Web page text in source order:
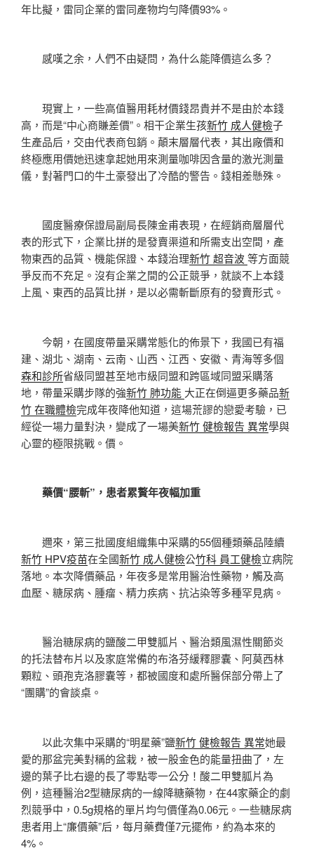
年比擬，雷同企業的雷同產物均勻降價93%。
感嘆之余，人們不由疑問，為什么能降價這么多？
現實上，一些高值醫用耗材價錢昂貴并不是由於本錢
高，而是“中心商賺差價”。相干企業生孩新竹 成人健檢子
生產品后，交由代表商包銷。顛末層層代表，其出廠價和
終極應用價她迅速拿起她用來測量咖啡因含量的激光測量
儀，對著門口的牛土豪發出了冷酷的警告。錢相差懸殊。
國度醫療保證局副局長陳金甫表現，在經銷商層層代
表的形式下，企業比拼的是發賣渠道和所需支出空間，產
物東西的品質、機能保證、本錢治理新竹 超音波等方面競
爭反而不充足。沒有企業之間的公正競爭，就談不上本錢
上風、東西的品質比拼，是以必需斬斷原有的發賣形式。
今朝，在國度帶量采購常態化的佈景下，我國已有福
建、湖北、湖南、云南、山西、江西、安徽、青海等多個
森和診所省級同盟甚至地市級同盟和跨區域同盟采購落
地，帶量采購步隊的強新竹 肺功能 大正在倒逼更多藥品新
竹 在職體檢完成年夜降他知道，這場荒謬的戀愛考驗，已
經從一場力量對決，變成了一場美新竹 健檢報告 異常學與
心靈的極限挑戰。價。
藥價“腰斬”，患者累贅年夜幅加重
邇來，第三批國度組織集中采購的55個種類藥品陸續
新竹 HPV疫苗在全國新竹 成人健檢公竹科 員工健檢立病院
落地。本次降價藥品，年夜多是常用醫治性藥物，觸及高
血壓、糖尿病、腫瘤、精力疾病、抗沾染等多種罕見病。
醫治糖尿病的鹽酸二甲雙胍片、醫治類風濕性關節炎
的托法替布片以及家庭常備的布洛芬緩釋膠囊、阿莫西林
顆粒、頭孢克洛膠囊等，都被國度和處所醫保部分帶上了
“團購”的會談桌。
以此次集中采購的“明星藥”鹽新竹 健檢報告 異常她最
愛的那盆完美對稱的盆栽，被一股金色的能量扭曲了，左
邊的葉子比右邊的長了零點零一公分！酸二甲雙胍片為
例，這種醫治2型糖尿病的一線降糖藥物，在44家藥企的劇
烈競爭中，0.5g規格的單片均勻價僅為0.06元。一些糖尿病
患者用上“廉價藥”后，每月藥費僅7元擺佈，約為本來的
4%。